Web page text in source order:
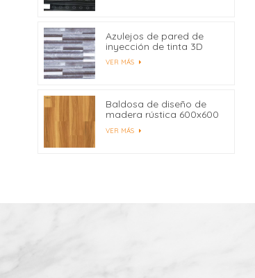
Azulejos de pared de
inyección de tinta 3D
para azulejos de pared
interior al por mayor
VER MÁS
Baldosa de diseño de
madera rústica 600x600
Fabricantes China
VER MÁS